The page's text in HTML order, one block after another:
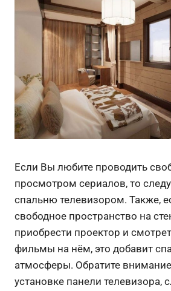
Если Вы любите проводить
просмотром сериалов, то
спальню телевизором. Также,
свободное пространство на
приобрести проектор и
фильмы на нём, это добавит
атмосферы. Обратите
установке панели телевизора,